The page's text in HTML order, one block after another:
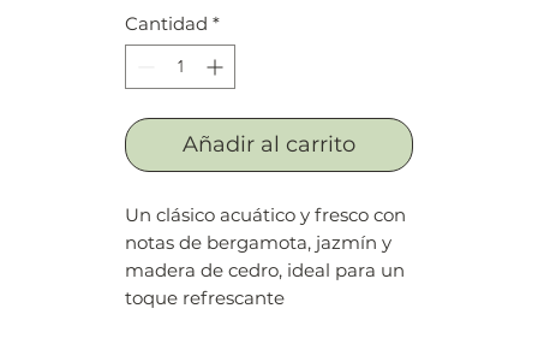
Cantidad *
Añadir al carrito
Un clásico acuático y fresco con
notas de bergamota, jazmín y
madera de cedro, ideal para un
toque refrescante